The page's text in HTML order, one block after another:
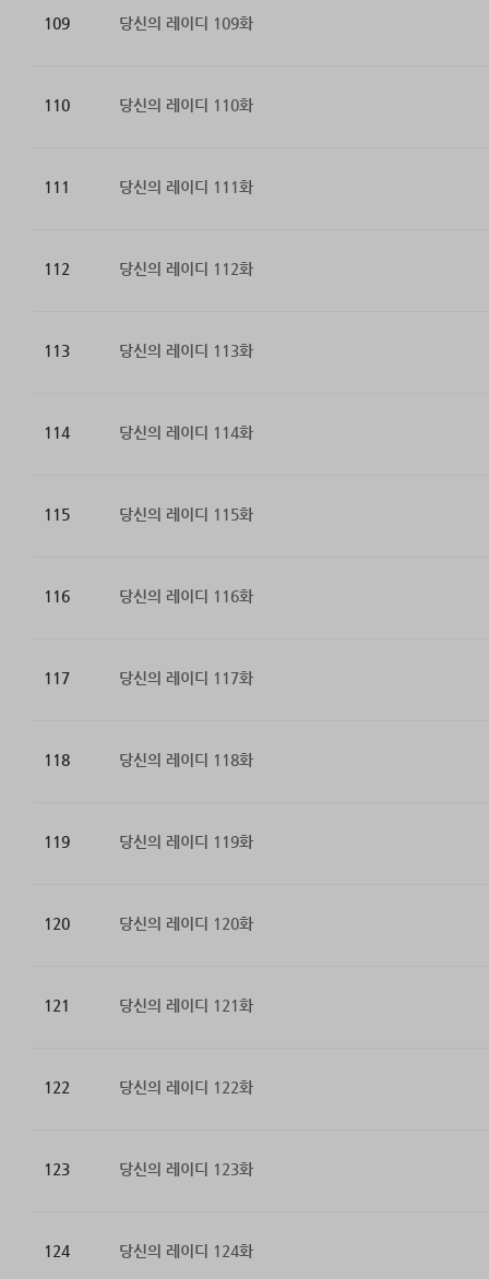
109 당신의 레이디 109화
110 당신의 레이디 110화
111 당신의 레이디 111화
112 당신의 레이디 112화
113 당신의 레이디 113화
114 당신의 레이디 114화
115 당신의 레이디 115화
116 당신의 레이디 116화
117 당신의 레이디 117화
118 당신의 레이디 118화
119 당신의 레이디 119화
120 당신의 레이디 120화
121 당신의 레이디 121화
122 당신의 레이디 122화
123 당신의 레이디 123화
124 당신의 레이디 124화